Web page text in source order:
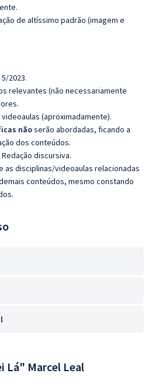
de altíssimo padrão (imagem e
2023.
relevantes (não necessariamente
(aproximadamente).
nãoserão abordadas, ficando a
dos conteúdos.
discursiva.
as disciplinas/videoaulas relacionadas
conteúdos, mesmo constando
Lá" Marcel Leal